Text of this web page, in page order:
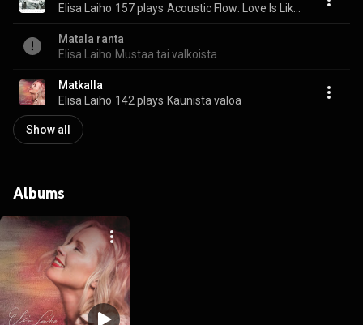
Elisa Laiho 157 plays
Matala ranta
Elisa Laiho Mustaa tai valkoista
Matkalla
Elisa Laiho 142 plays Kaunista valoa
Show all
Albums